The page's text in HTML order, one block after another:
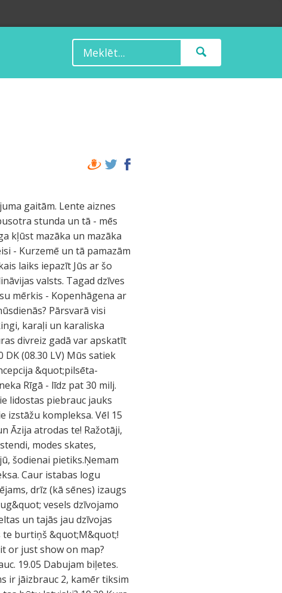
gaitām. Lente aiznes
stunda un tā - mēs
kļūst mazāka un mazāka
- Kurzemē un tā pamazām
laiks iepazīt Jūs ar šo
valsts. Tagad dzīves
mērkis - Kopenhāgena ar
Pārsvarā visi
karaļi un karaliska
divreiz gadā var apskatīt
(08.30 LV) Mūs satiek
&quot;pilsēta-
Rīgā - līdz pat 30 milj.
lidostas piebrauc jauks
izstāžu kompleksa. Vēl 15
Āzija atrodas te! Ražotāji,
modes skates,
šodienai pietiks.Ņemam
Caur istabas logu
drīz (kā sēnes) izaugs
vesels dzīvojamo
un tajās jau dzīvojas
te burtiņš &quot;M&quot;!
or just show on map?
19.05 Dabujam biļetes.
ir jāizbrauc 2, kamēr tiksim